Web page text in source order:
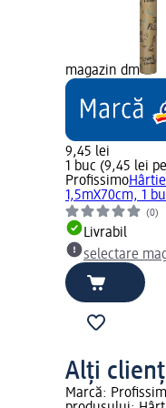
magazin dm
9,45 lei
1 buc (9,45 lei
Profissimo
1,5mX70cm, 1
(0)
Livrabil
selectare
Alți
Marcă: